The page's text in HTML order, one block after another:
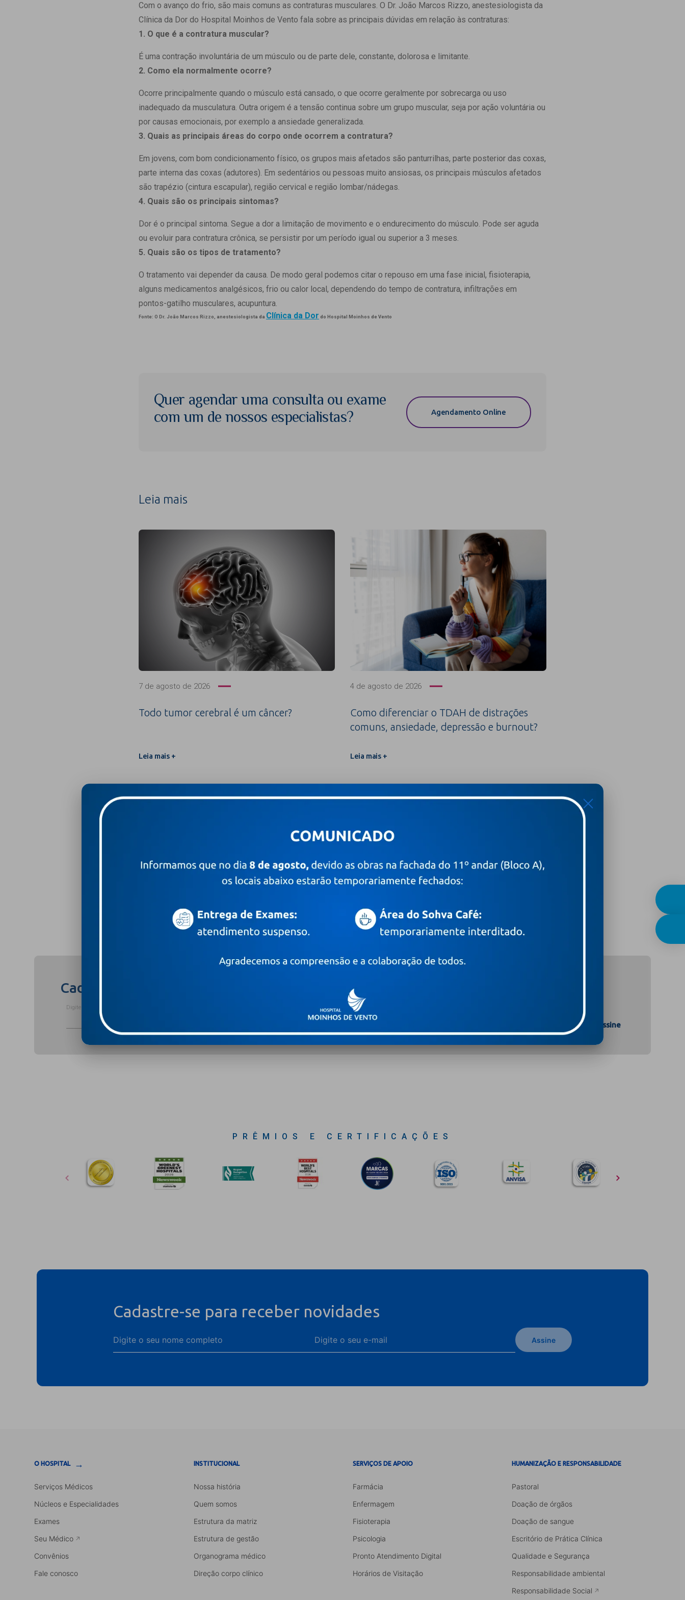
Estrutura de Gestão
Exames - Portal Médico
Fisioterapia
Quem Somos
Responsabilidade Ambiental
Serviço Social
Com o avanço do frio, são mais comuns as contraturas musculares. O Dr. João Marcos Rizzo, anestesiologista da
Clínica da Dor do Hospital Moinhos de Vento fala sobre as principais dúvidas em relação às contraturas:
1. O que é a contratura muscular?
É uma contração involuntária de um músculo ou de parte dele, constante, dolorosa e limitante.
2. Como ela normalmente ocorre?
Ocorre principalmente quando o músculo está cansado, o que ocorre geralmente por sobrecarga ou uso
inadequado da musculatura. Outra origem é a tensão continua sobre um grupo muscular, seja por ação voluntária ou
por causas emocionais, por exemplo a ansiedade generalizada.
3. Quais as principais áreas do corpo onde ocorrem a contratura?
Em jovens, com bom condicionamento físico, os grupos mais afetados são panturrilhas, parte posterior das coxas,
parte interna das coxas (adutores). Em sedentários ou pessoas muito ansiosas, os principais músculos afetados
são trapézio (cintura escapular), região cervical e região lombar/nádegas.
4. Quais são os principais sintomas?
Dor é o principal sintoma. Segue a dor a limitação de movimento e o endurecimento do músculo. Pode ser aguda
ou evoluir para contratura crônica, se persistir por um período igual ou superior a 3 meses.
5. Quais são os tipos de tratamento?
O tratamento vai depender da causa. De modo geral podemos citar o repouso em uma fase inicial, fisioterapia,
alguns medicamentos analgésicos, frio ou calor local, dependendo do tempo de contratura, infiltrações em
pontos-gatilho musculares, acupuntura.
Fonte: O Dr. João Marcos Rizzo, anestesiologista da Clínica da Dor do Hospital Moinhos de Vento
Quer agendar uma consulta ou exame
com um de nossos especialistas?
Agendamento Online
Leia mais
7 de agosto de 2026
Todo tumor cerebral é um câncer?
Leia mais +
4 de agosto de 2026
Como diferenciar o TDAH de distrações
comuns, ansiedade, depressão e burnout?
Leia mais +
Leia mais +
Cadastre-se para receber novidades
Digite o seu nome completo Digite o seu e-mail
Assine
PRÊMIOS E CERTIFICAÇÕES
Cadastre-se para receber novidades
Assine
O HOSPITAL →
Serviços Médicos
Núcleos e Especialidades
Exames
Seu Médico
Convênios
Fale conosco
INSTITUCIONAL
Nossa história
Quem somos
Estrutura da matriz
Estrutura de gestão
Organograma médico
Direção corpo clínico
SERVIÇOS DE APOIO
Farmácia
Enfermagem
Fisioterapia
Psicologia
Pronto Atendimento Digital
Horários de Visitação
HUMANIZAÇÃO E RESPONSABILIDADE
Pastoral
Doação de órgãos
Doação de sangue
Escritório de Prática Clínica
Qualidade e Segurança
Responsabilidade ambiental
Responsabilidade Social
X